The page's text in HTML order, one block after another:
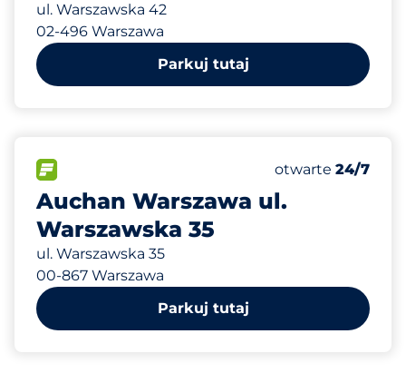
ul. Warszawska 42
02-496 Warszawa
Parkuj tutaj
Auchan Warszawa ul.
Warszawska 35
ul. Warszawska 35
00-867 Warszawa
Liczba miejsc
Całkowita
Czwartek&nbsp
otwarte 24/7
805 m
Parkuj tutaj